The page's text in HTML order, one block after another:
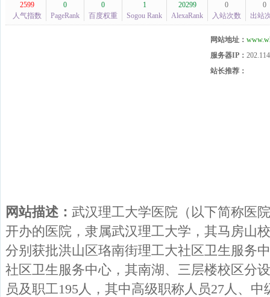
2599
人气指数
0
PageRank
0
百度权重
1
Sogou Rank
20299
AlexaRank
0
入站次数
0
出站
网站地址：
服务器IP：
站长推荐：
网站描述： 武汉理工大学医院（以下简称医
开办的医院，隶属武汉理工大学，其马房山
分别获批洪山区珞南街理工大社区卫生服务
社区卫生服务中心，其南湖、三层楼校区分
员及职工195人，其中高级职称人员27人、